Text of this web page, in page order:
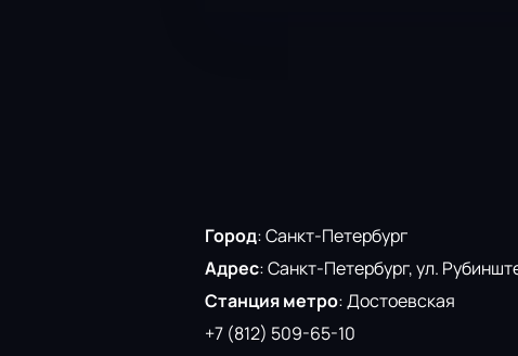
Город:Санкт-Петербург
Адрес:Санкт-Петербург, ул.
Станция метро:Достоевская
+7 (812) 509-65-10